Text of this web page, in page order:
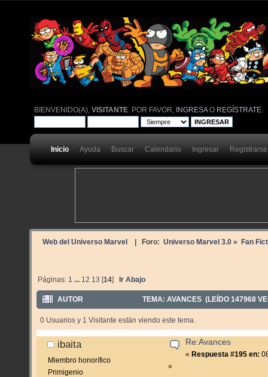
BIENVENIDO(A),VISITANTE . POR FAVOR, INGRESAO REGÍSTRATE
Inicio Ayuda Buscar Calendario Ingresar Registrarse
Web del Universo Marvel | Foro: Universo Marvel 3.0» Fan
Páginas: 1 ... 12 13 [14]Ir Abajo
AUTOR TEMA: AVANCES (LEÍDO 147968
0 Usuarios y 1 Visitante están viendo este tema.
ibaita
Miembro honorífico
Primigenio
Re:Avances
«Respuesta #195 en:
»